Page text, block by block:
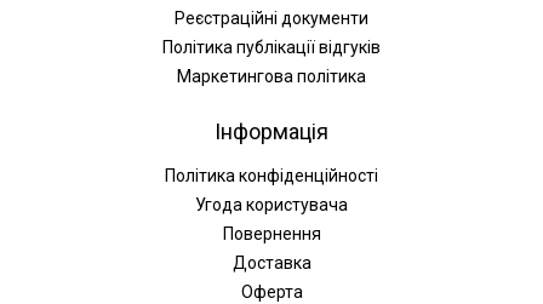
Реєстраційні документи
Політика публікації відгуків
Маркетингова політика
Інформація
Політика конфіденційності
Угода користувача
Повернення
Доставка
Оферта